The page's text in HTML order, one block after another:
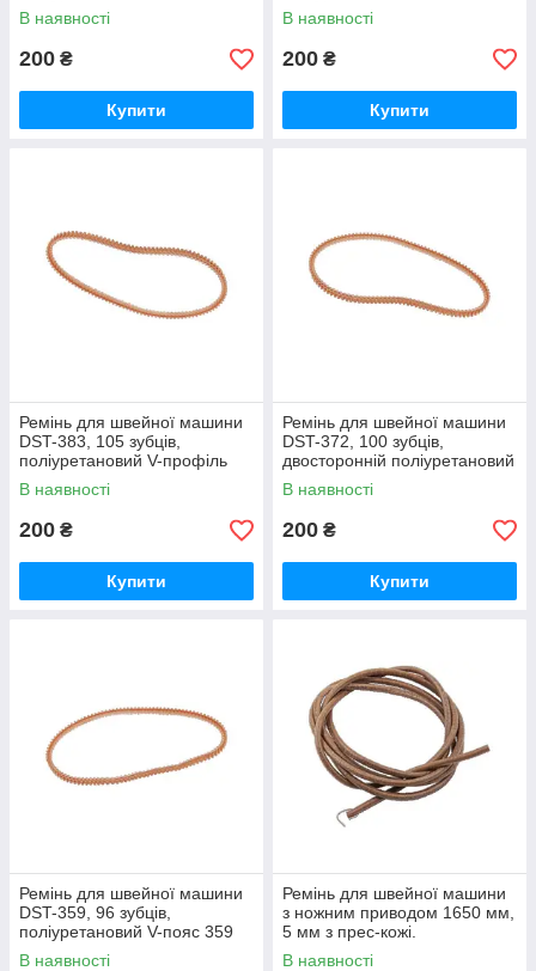
В наявності
200 ₴
Купити
В наявності
200 ₴
Купити
Ремінь для швейної машини
DST-383, 105 зубців,
поліуретановий V-профіль
383 мм
В наявності
200 ₴
Купити
Ремінь для швейної машини
DST-372, 100 зубців,
двосторонній поліуретановий
V-ремінь
В наявності
200 ₴
Купити
Ремінь для швейної машини
DST-359, 96 зубців,
поліуретановий V-пояс 359
мм
В наявності
Ремінь для швейної машини
з ножним приводом 1650 мм,
5 мм з прес-кожі.
В наявності